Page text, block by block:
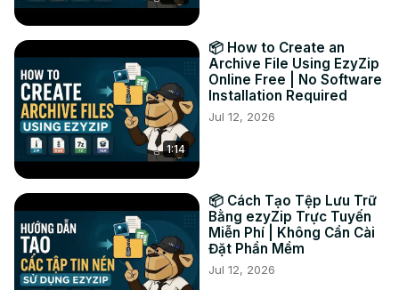
преобразованный файл MP3 в выбранную вами папку
назначения.
#конвертировать #ac3 #mp3
Твиттер:
https://twitter.com/ezyzip
ФЕЙСБУК:
https://www.facebook.com/ezyzip/
ЛИНКЕДИН: https://www.linkedin.com/showcase/ezyzip/
ПИНТЕРЕСТ: https://www.pinterest.com.au/ezyzip
1:14
📦 How to Create an
Archive File Using EzyZip
Online Free | No Software
Installation Required
Jul 12, 2026
📦 Cách Tạo Tệp Lưu Trữ
Bằng ezyZip Trực Tuyến
Miễn Phí | Không Cần Cài
Đặt Phần Mềm
Jul 12, 2026